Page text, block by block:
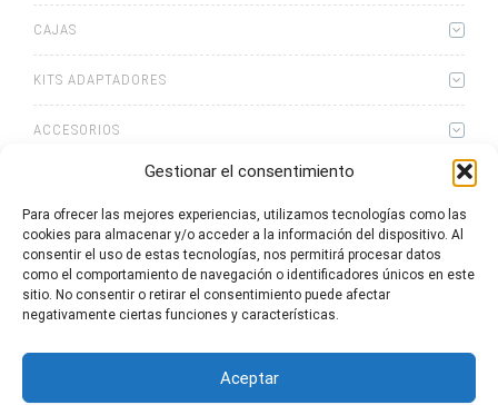
Gestionar el consentimiento
Para ofrecer las mejores experiencias, utilizamos tecnologías como las
cookies para almacenar y/o acceder a la información del dispositivo. Al
consentir el uso de estas tecnologías, nos permitirá procesar datos
como el comportamiento de navegación o identificadores únicos en este
sitio. No consentir o retirar el consentimiento puede afectar
negativamente ciertas funciones y características.
Aceptar
CAJAS
KITS ADAPTADORES
ACCESORIOS
0 artículosLista de cotizaciones